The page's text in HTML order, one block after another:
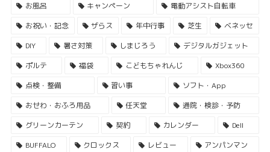
お風呂
キャンペーン
電動アシスト自転車
お祝い・記念
ザらス 年中行事 芝生
ベネッセ
DIY
暑さ対策 しまじろう
デジタルガジェット
ポルテ
福袋 こどもちゃれんじ
Xbox360
点検・整備
習い事
ソフト・App
おせわ・おふろ用品
任天堂
通院・検診・予防
グリーンカーテン
契約 カレンダー
Dell
BUFFALO
クロックス レビュー
アンパンマン